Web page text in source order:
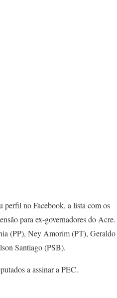
perfil no Facebook, a lista com os
para ex-governadores do Acre.
(PP), Ney Amorim (PT), Geraldo
Santiago (PSB).
a assinar a PEC.